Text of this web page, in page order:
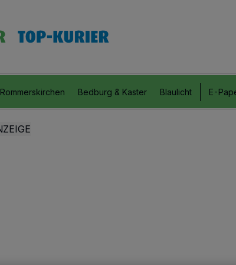
Rommerskirchen Bedburg & Kaster Blaulicht E-